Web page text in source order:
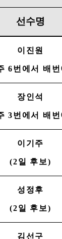
선수명
이진원
6번에서 배번
장인석
3번에서 배번
이기주
(2일 후보)
성정후
(2일 후보)
김선구